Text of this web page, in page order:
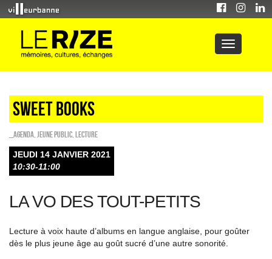
Sweet Books
_Agenda Jeune public Lecture
JEUDI 14 JANVIER 2021
10:30-11:00
LA VO DES TOUT-PETITS
Lecture à voix haute d’albums en langue anglaise, pour goûter
dès le plus jeune âge au goût sucré d’une autre sonorité.